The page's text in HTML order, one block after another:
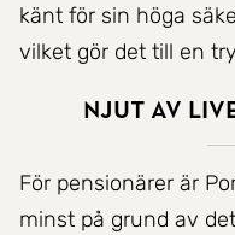
känt för sin höga
vilket gör det till en
Njut av
För pensionärer är
minst på grund av